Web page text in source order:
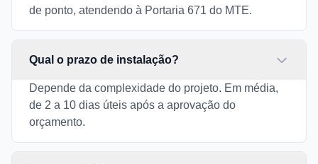
de ponto, atendendo à Portaria 671 do MTE.
Qual o prazo de instalação?
Depende da complexidade do projeto. Em média,
de 2 a 10 dias úteis após a aprovação do
orçamento.